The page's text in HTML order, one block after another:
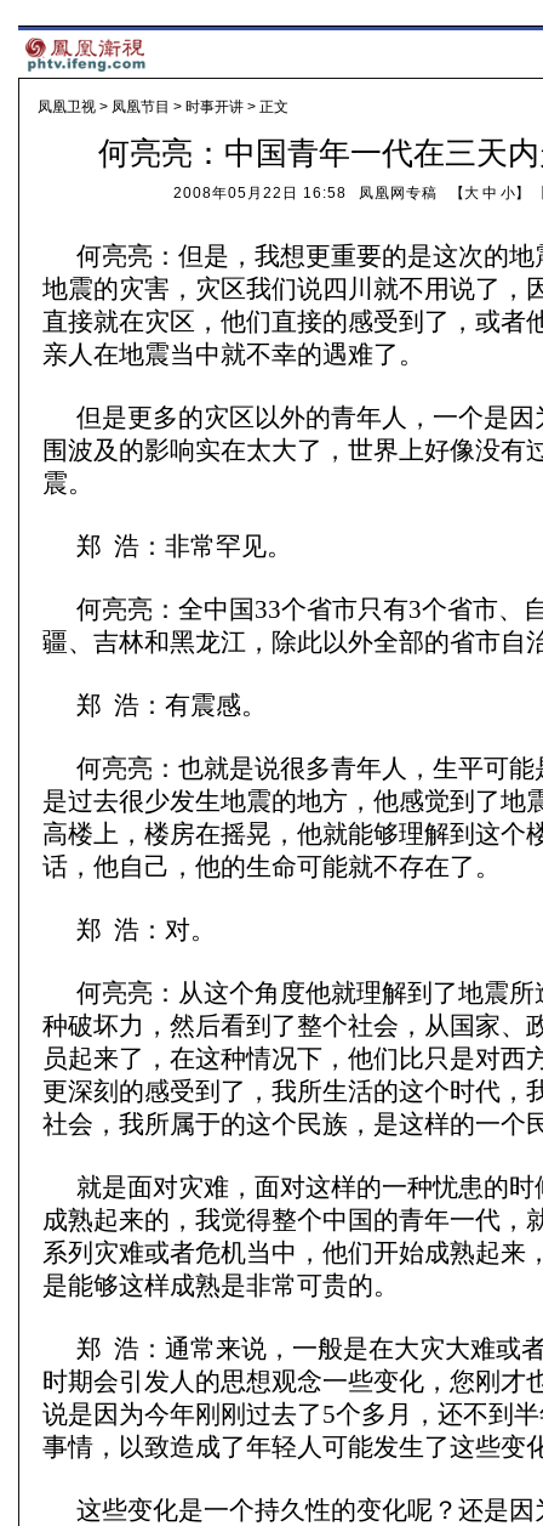
凤凰卫视 > 凤凰节目 > 时事开讲 > 正文
何亮亮：中国青年一代在三天
2008年05月22日 16:58 凤凰网专稿 【大 中 小】
何亮亮：但是，我想更重要的是这次的
地震的灾害，灾区我们说四川就不用说了，
直接就在灾区，他们直接的感受到了，或者
亲人在地震当中就不幸的遇难了。
但是更多的灾区以外的青年人，一个是
围波及的影响实在太大了，世界上好像没有
震。
郑 浩：非常罕见。
何亮亮：全中国33个省市只有3个省市、
疆、吉林和黑龙江，除此以外全部的省市自
郑 浩：有震感。
何亮亮：也就是说很多青年人，生平可
是过去很少发生地震的地方，他感觉到了地
高楼上，楼房在摇晃，他就能够理解到这个
话，他自己，他的生命可能就不存在了。
郑 浩：对。
何亮亮：从这个角度他就理解到了地震
种破坏力，然后看到了整个社会，从国家、
员起来了，在这种情况下，他们比只是对西
更深刻的感受到了，我所生活的这个时代，
社会，我所属于的这个民族，是这样的一个
就是面对灾难，面对这样的一种忧患的
成熟起来的，我觉得整个中国的青年一代，
系列灾难或者危机当中，他们开始成熟起来
是能够这样成熟是非常可贵的。
郑 浩：通常来说，一般是在大灾大难或
时期会引发人的思想观念一些变化，您刚才
说是因为今年刚刚过去了5个多月，还不到
事情，以致造成了年轻人可能发生了这些变
这些变化是一个持久性的变化呢？还是因